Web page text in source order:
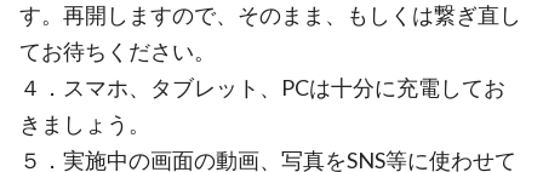
す。再開しますので、そのまま、もしくは繋ぎ直し
てお待ちください。
４．スマホ、タブレット、PCは十分に充電してお
きましょう。
５．実施中の画面の動画、写真をSNS等に使わせて